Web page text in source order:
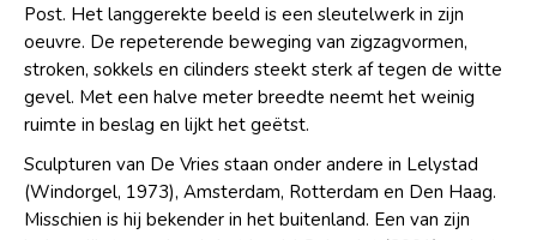
Post. Het langgerekte beeld is een sleutelwerk in zijn
oeuvre. De repeterende beweging van zigzagvormen,
stroken, sokkels en cilinders steekt sterk af tegen de witte
gevel. Met een halve meter breedte neemt het weinig
ruimte in beslag en lijkt het geëtst.
Sculpturen van De Vries staan onder andere in Lelystad
(Windorgel, 1973), Amsterdam, Rotterdam en Den Haag.
Misschien is hij bekender in het buitenland. Een van zijn